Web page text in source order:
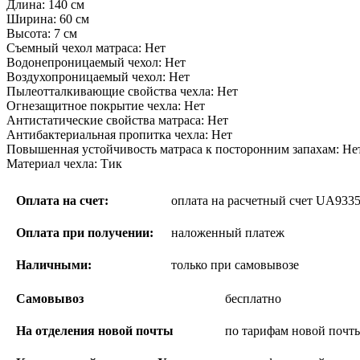
Длина: 140 см
Ширина: 60 см
Высота: 7 см
Съемный чехол матраса: Нет
Водонепроницаемый чехол: Нет
Воздухопроницаемый чехол: Нет
Пылеотталкивающие свойства чехла: Нет
Огнезащитное покрытие чехла: Нет
Антистатические свойства матраса: Нет
Антибактериальная пропитка чехла: Нет
Повышенная устойчивость матраса к посторонним запахам:
Материал чехла: Тик
Оплата на счет: оплата на расчетный счет
Оплата при получении: наложенный платеж
Наличными: только при самовывозе
Самовывоз бесплатно
На отделения новой почты по тарифам новой